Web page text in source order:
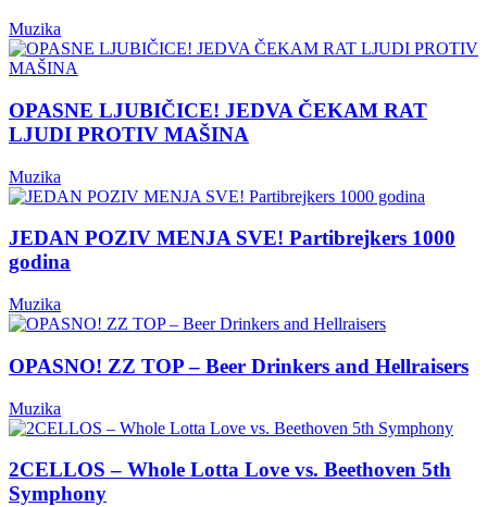
Muzika
OPASNE LJUBIČICE! JEDVA ČEKAM RAT
LJUDI PROTIV MAŠINA
Muzika
JEDAN POZIV MENJA SVE! Partibrejkers 1000
godina
Muzika
OPASNO! ZZ TOP – Beer Drinkers and Hellraisers
Muzika
2CELLOS – Whole Lotta Love vs. Beethoven 5th
Symphony